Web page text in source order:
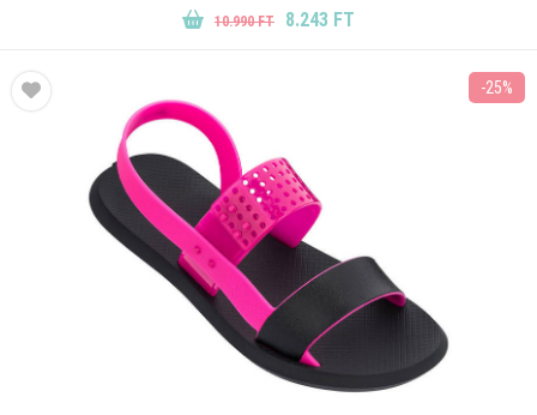
10.990 FT 8.243 FT
-25%